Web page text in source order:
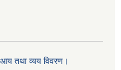
तथा व्यय विवरण।